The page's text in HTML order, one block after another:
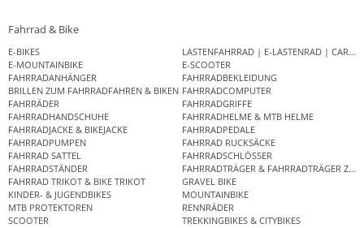
Fahrrad & Bike
E-BIKES
LASTENFAHRRAD | E-LASTENRAD |
E-MOUNTAINBIKE
E-SCOOTER
FAHRRADANHÄNGER
FAHRRADBEKLEIDUNG
BRILLEN ZUM FAHRRADFAHREN & BIKEN FAHRRADCOMPUTER
FAHRRÄDER
FAHRRADGRIFFE
FAHRRADHANDSCHUHE
FAHRRADHELME & MTB HELME
FAHRRADJACKE & BIKEJACKE
FAHRRADPEDALE
FAHRRADPUMPEN
FAHRRAD RUCKSÄCKE
FAHRRAD SATTEL
FAHRRADSCHLÖSSER
FAHRRADSTÄNDER
FAHRRADTRÄGER & FAHRRADTRÄGER
FAHRRAD TRIKOT & BIKE TRIKOT
GRAVEL BIKE
KINDER- & JUGENDBIKES
MOUNTAINBIKE
MTB PROTEKTOREN
RENNRÄDER
SCOOTER
TREKKINGBIKES & CITYBIKES